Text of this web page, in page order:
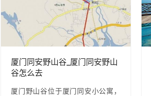
东步行既可）→第二海水浴场→极
地海洋世界→五四广场音乐广场→
云霄路闽江路美食街吃饭→栈桥火
车站或台东附近酒店 青岛旅游经典
路线推荐2 崂山风景一日游 D2：栈
厦门同安野山谷_厦门同安野山
谷怎么去
厦门野山谷位于厦门同安小公寓，